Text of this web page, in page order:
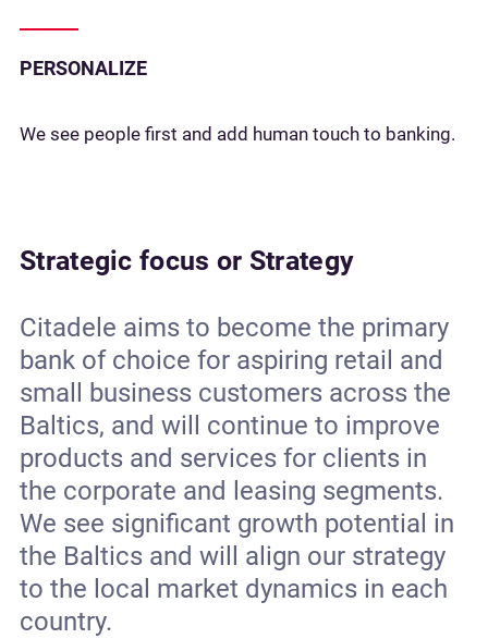
PERSONALIZE
We see people first and add human touch to banking.
Strategic focus or Strategy
Citadele aims to become the primary
bank of choice for aspiring retail and
small business customers across the
Baltics, and will continue to improve
products and services for clients in
the corporate and leasing segments.
We see significant growth potential in
the Baltics and will align our strategy
to the local market dynamics in each
country.